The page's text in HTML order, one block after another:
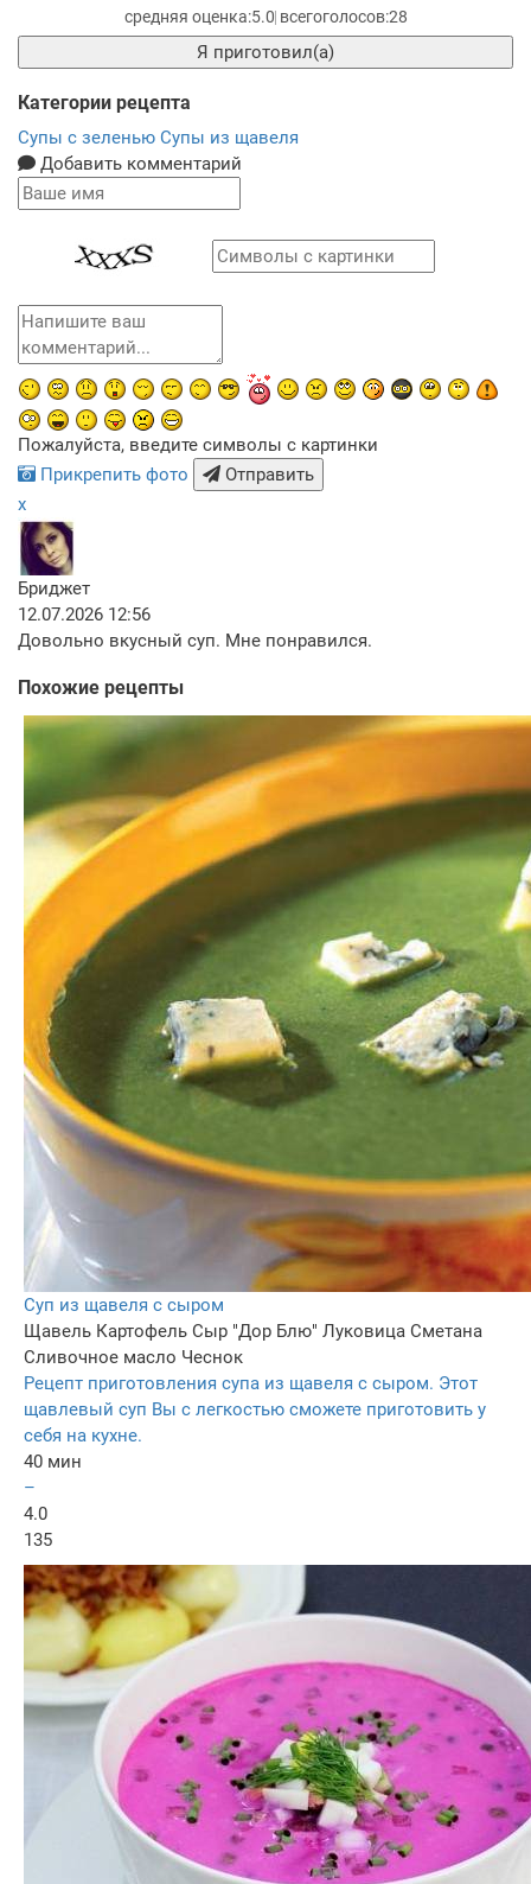
5.0 28
Я приготовил(а)
Категории рецепта
Супы с зеленью Супы из щавеля
Добавить комментарий
Пожалуйста, введите символы с картинки
Прикрепить фото
Отправить
x
Бриджет
12.07.2026 12:56
Довольно вкусный суп. Мне понравился.
Похожие рецепты
Суп из щавеля с сыром
Щавель Картофель Сыр "Дор Блю" Луковица Сметана
Сливочное масло Чеснок
Рецепт приготовления супа из щавеля с сыром. Этот
щавлевый суп Вы с легкостью сможете приготовить у
себя на кухне.
40 мин
–
4.0
135